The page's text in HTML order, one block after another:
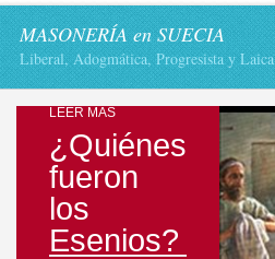
MASONERÍA en SUECIA
Liberal, Adogmática, Progresista y Laica
LEER MÁS
¿Quiénes
fueron
los
Esenios?